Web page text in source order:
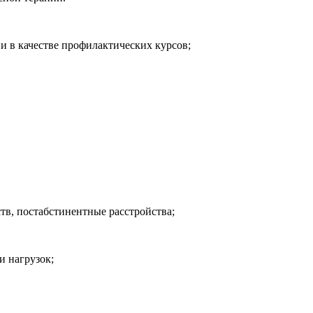
качестве профилактических курсов;
постабстинентные расстройства;
нагрузок;